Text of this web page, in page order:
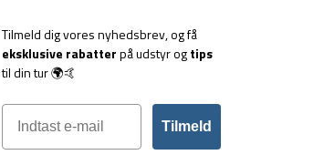
Tilmeld dig vores nyhedsbrev, og få
eksklusive rabatterpå udstyr ogtips
til din tur 🌍🤙
Tilmeld